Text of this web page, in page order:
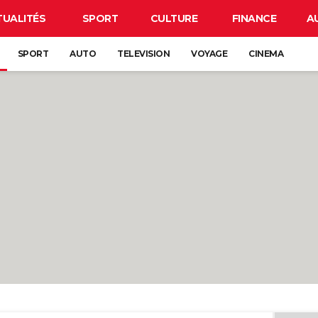
SPORT CULTURE FINANCE
SPORT AUTO TELEVISION VOYAGE CINEMA